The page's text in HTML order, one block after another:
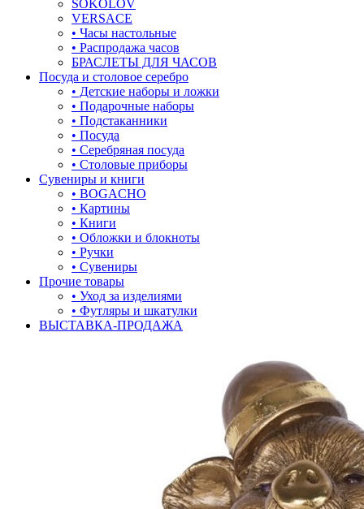
SOKOLOV
VERSACE
• Часы настольные
• Распродажа часов
БРАСЛЕТЫ ДЛЯ ЧАСОВ
Посуда и столовое серебро
• Детские наборы и ложки
• Подарочные наборы
• Подстаканники
• Посуда
• Серебряная посуда
• Столовые приборы
Сувениры и книги
• BOGACHO
• Картины
• Книги
• Обложки и блокноты
• Ручки
• Сувениры
Прочие товары
• Уход за изделиями
• Футляры и шкатулки
ВЫСТАВКА-ПРОДАЖА